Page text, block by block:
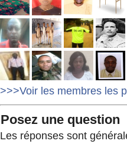
>>>Voir les membres les
Posez une question
Les réponses sont